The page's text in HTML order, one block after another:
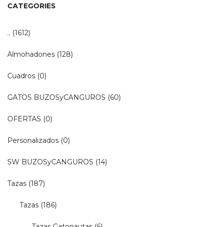
CATEGORIES
.. (1612)
Almohadones (128)
Cuadros (0)
GATOS BUZOSyCANGUROS (60)
OFERTAS (0)
Personalizados (0)
SW BUZOSyCANGUROS (14)
Tazas (187)
Tazas (186)